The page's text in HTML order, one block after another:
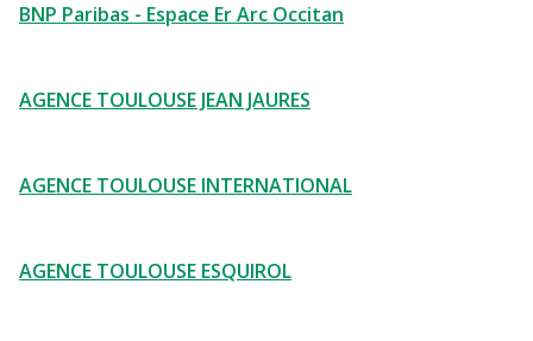
BNP Paribas - Espace Er Arc Occitan
AGENCE TOULOUSE JEAN JAURES
AGENCE TOULOUSE INTERNATIONAL
AGENCE TOULOUSE ESQUIROL